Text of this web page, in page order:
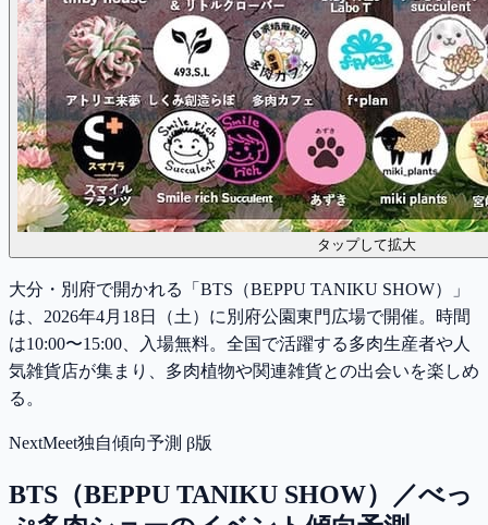
タップして拡大
大分・別府で開かれる「BTS（BEPPU TANIKU SHOW）」
は、2026年4月18日（土）に別府公園東門広場で開催。時間
は10:00〜15:00、入場無料。全国で活躍する多肉生産者や人
気雑貨店が集まり、多肉植物や関連雑貨との出会いを楽しめ
る。
NextMeet独自傾向予測 β版
BTS（BEPPU TANIKU SHOW）／べっ